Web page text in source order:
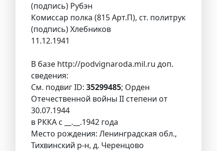
(подпись) Рубэн
Комиссар полка (815 Арт.П), ст. политрук
(подпись) Хлебников
11.12.1941
В базе http://podvignaroda.mil.ru доп.
сведения:
См. подвиг ID: 35299485; Орден
Отечественной войны II степени от
30.07.1944
в РККА с __.__.1942 года
Место рождения: Ленинградская обл.,
Тихвинский р-н, д. Черенцово